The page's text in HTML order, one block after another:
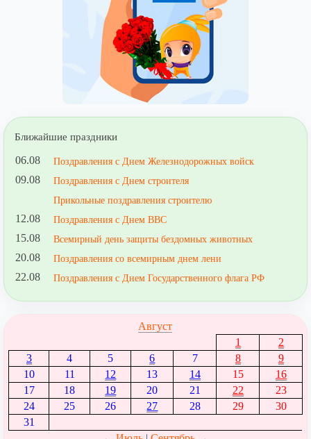
Ближайшие праздники
06.08 Поздравления с Днем Железнодорожных войск
09.08
Поздравления с Днем строителя
Прикольные поздравления строителю
12.08 Поздравления с Днем ВВС
15.08 Всемирный день защиты бездомных животных
20.08 Поздравления со всемирным днем лени
22.08 Поздравления с Днем Государственного флага РФ
Август
1
2
3
4 5 6 7 8
9
10
11 12 13 14 15
16
17
18 19 20 21 22
23
24
25 26 27 28 29
30
31